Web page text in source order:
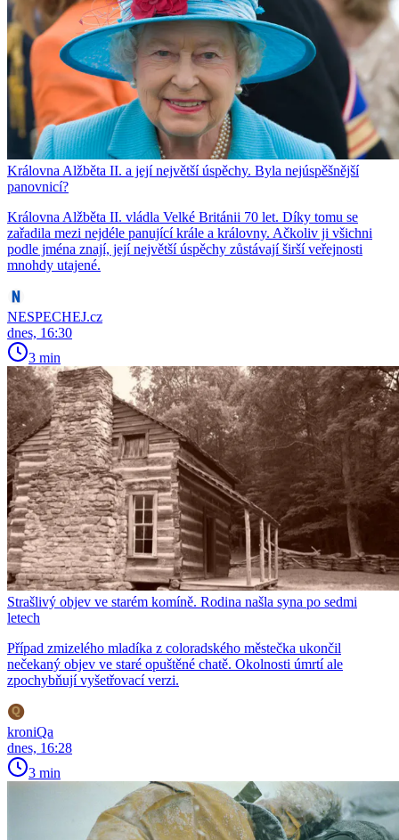
Královna Alžběta II. a její největší úspěchy. Byla nejúspěšnější
panovnicí?
Královna Alžběta II. vládla Velké Británii 70 let. Díky tomu se
zařadila mezi nejdéle panující krále a královny. Ačkoliv ji všichni
podle jména znají, její největší úspěchy zůstávají širší veřejnosti
mnohdy utajené.
NESPECHEJ.cz
dnes, 16:30
3 min
Strašlivý objev ve starém komíně. Rodina našla syna po sedmi
letech
Případ zmizelého mladíka z coloradského městečka ukončil
nečekaný objev ve staré opuštěné chatě. Okolnosti úmrtí ale
zpochybňují vyšetřovací verzi.
kroniQa
dnes, 16:28
3 min